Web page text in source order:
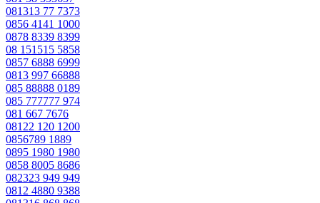
081313 77 7373
0856 4141 1000
0878 8339 8399
08 151515 5858
0857 6888 6999
0813 997 66888
085 88888 0189
085 777777 974
081 667 7676
08122 120 1200
0856789 1889
0895 1980 1980
0858 8005 8686
082323 949 949
0812 4880 9388